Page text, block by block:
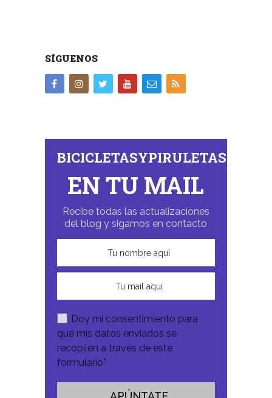
SÍGUENOS
BICICLETASYPIRULETAS.COM
EN TU MAIL
Recibe todas las actualizaciones
del blog y sigamos en contacto
Doy mi consentimiento para
que mis datos enviados se
recopilen a través de este
formulario*